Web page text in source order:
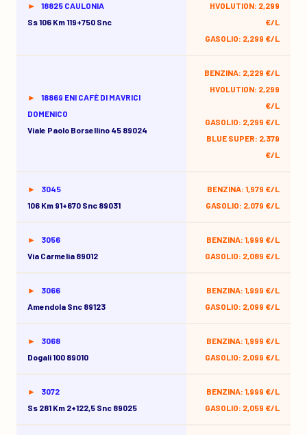
18825 CAULONIA
Ss 106 Km 119+750 Snc
HVOLUTION: 2,299
€/L
GASOLIO: 2,299 €/L
18869 ENI CAFÈ DI MAVRICI
DOMENICO
Viale Paolo Borsellino 45 89024
BENZINA: 2,229 €/L
HVOLUTION: 2,299
€/L
GASOLIO: 2,299 €/L
BLUE SUPER: 2,379
€/L
3045
106 Km 91+670 Snc 89031
BENZINA: 1,979 €/L
GASOLIO: 2,079 €/L
3056
Via Carmelia 89012
BENZINA: 1,999 €/L
GASOLIO: 2,089 €/L
3066
Amendola Snc 89123
BENZINA: 1,999 €/L
GASOLIO: 2,099 €/L
3068
Dogali 100 89010
BENZINA: 1,999 €/L
GASOLIO: 2,099 €/L
3072
Ss 281 Km 2+122,5 Snc 89025
BENZINA: 1,999 €/L
GASOLIO: 2,059 €/L